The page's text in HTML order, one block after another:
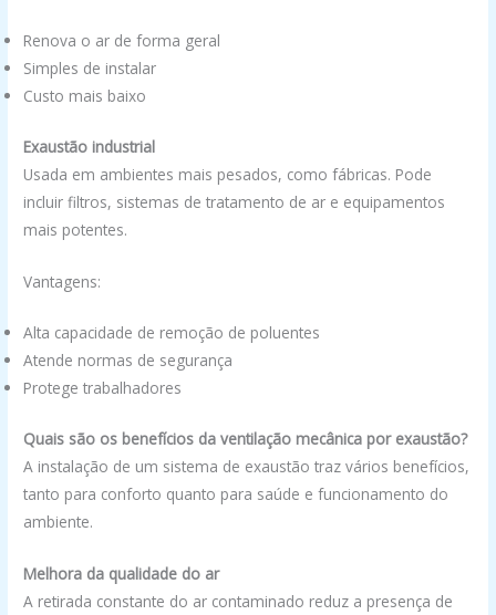
Renova o ar de forma geral
Simples de instalar
Custo mais baixo
Exaustão industrial
Usada em ambientes mais pesados, como fábricas. Pode
incluir filtros, sistemas de tratamento de ar e equipamentos
mais potentes.
Vantagens:
Alta capacidade de remoção de poluentes
Atende normas de segurança
Protege trabalhadores
Quais são os benefícios da ventilação mecânica por exaustão?
A instalação de um sistema de exaustão traz vários benefícios,
tanto para conforto quanto para saúde e funcionamento do
ambiente.
Melhora da qualidade do ar
A retirada constante do ar contaminado reduz a presença de